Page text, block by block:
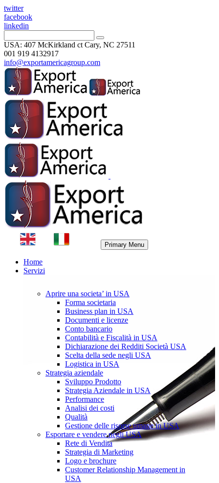
twitter
facebook
linkedin
USA: 407 McKirkland ct Cary, NC 27511
001 919 4132917
info@exportamericagroup.com
Primary Menu
Home
Servizi
Aprire una societa’ in USA
Forma societaria
Business plan in USA
Documenti e licenze
Conto bancario
Contabilità e Fiscalità in USA
Dichiarazione dei Redditi Società USA
Scelta della sede negli USA
Logistica in USA
Strategia aziendale
Sviluppo Prodotto
Strategia Aziendale in USA
Performance
Analisi dei costi
Qualità
Gestione delle risorse umane in USA
Esportare e vendere negli USA
Rete di Vendita
Strategia di Marketing
Logo e brochure
Customer Relationship Management in
USA